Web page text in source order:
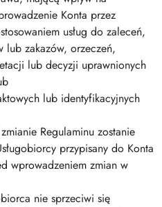
Konta przez
usług do zaleceń,
lub zakazów, orzeczeń,
lub decyzji uprawnionych
lub identyfikacyjnych
Regulaminu zostanie
przypisany do Konta
wprowadzeniem zmian w
nie sprzeciwi się